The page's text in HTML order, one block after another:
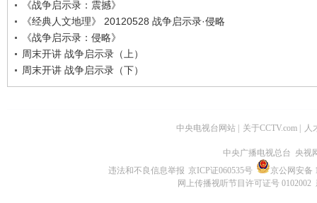
《战争启示录：震撼》
《经典人文地理》 20120528 战争启示录·侵略
《战争启示录：侵略》
周末开讲 战争启示录（上）
周末开讲 战争启示录（下）
中央电视台网站 关于CCTV.com 人
中央广播电视总台 央视
违法和不良信息举报 京ICP证060535号
京公网安备
网上传播视听节目许可证号 0102002